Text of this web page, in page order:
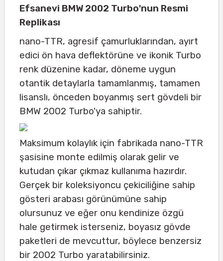
Efsanevi BMW 2002 Turbo'nun Resmi
Replikası
nano-TTR, agresif çamurluklarından, ayırt
edici ön hava deflektörüne ve ikonik Turbo
renk düzenine kadar, döneme uygun
otantik detaylarla tamamlanmış, tamamen
lisanslı, önceden boyanmış sert gövdeli bir
BMW 2002 Turbo'ya sahiptir.
Maksimum kolaylık için fabrikada nano-TTR
şasisine monte edilmiş olarak gelir ve
kutudan çıkar çıkmaz kullanıma hazırdır.
Gerçek bir koleksiyoncu çekiciliğine sahip
gösteri arabası görünümüne sahip
olursunuz ve eğer onu kendinize özgü
hale getirmek isterseniz, boyasız gövde
paketleri de mevcuttur, böylece benzersiz
bir 2002 Turbo yaratabilirsiniz.